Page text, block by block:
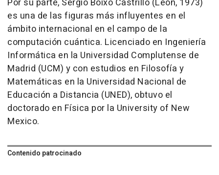
Por su parte, Sergio Boixo Castrillo (León, 1973)
es una de las figuras más influyentes en el
ámbito internacional en el campo de la
computación cuántica. Licenciado en Ingeniería
Informática en la Universidad Complutense de
Madrid (UCM) y con estudios en Filosofía y
Matemáticas en la Universidad Nacional de
Educación a Distancia (UNED), obtuvo el
doctorado en Física por la University of New
Mexico.
Contenido patrocinado